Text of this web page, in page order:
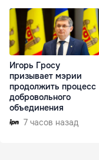
Игорь Гросу
призывает мэрии
продолжить процесс
добровольного
объединения
7 часов назад